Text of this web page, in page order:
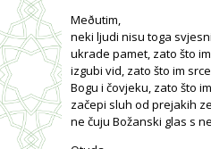
Meðutim,
neki ljudi nisu toga
ukrade pamet, zato što
izgubi vid, zato što im
Bogu i čovjeku, zato što
začepi sluh od prejakih
ne čuju Božanski glas s